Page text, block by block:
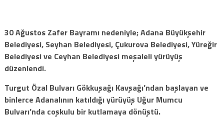
30 Ağustos Zafer Bayramı nedeniyle; Adana Büyükşehir
Belediyesi, Seyhan Belediyesi, Çukurova Belediyesi, Yüreğir
Belediyesi ve Ceyhan Belediyesi meşaleli yürüyüş
düzenlendi.
Turgut Özal Bulvarı Gökkuşağı Kavşağı’ndan başlayan ve
binlerce Adanalının katıldığı yürüyüş Uğur Mumcu
Bulvarı’nda coşkulu bir kutlamaya dönüştü.